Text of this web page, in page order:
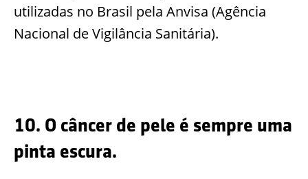
utilizadas no Brasil pela Anvisa (Agência
Nacional de Vigilância Sanitária).
10. O câncer de pele é sempre uma
pinta escura.